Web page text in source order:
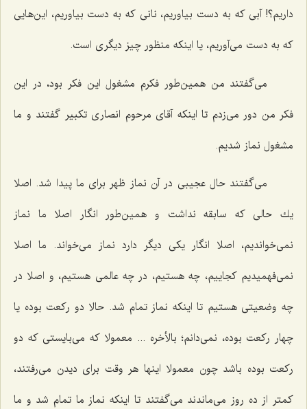
داریم؟! آبی كه به دست بیاوریم، نانی كه به دست بیاوریم، این‌هایی
كه به دست می‌آوریم، یا اینكه منظور چیز دیگری است.
می‌گفتند من همین‌طور فكرم مشغول این فكر بود، در این
فكر من دور می‌زدم تا اینكه آقای مرحوم انصاری تكبیر گفتند و ما
مشغول نماز شدیم.
می‌گفتند حال عجیبی در آن نماز ظهر برای ما پیدا شد. اصلا
یك حالی كه سابقه نداشت و همین‌طور انگار اصلا ما نماز
نمی‌خواندیم، اصلا انگار یكی دیگر دارد نماز می‌خواند. ما اصلا
نمی‌فهمیدیم كجاییم، چه هستیم، در چه عالمی هستیم، و اصلا در
چه وضعیتی هستیم تا اینكه نماز تمام شد. حالا دو ركعت بوده یا
چهار ركعت بوده، نمی‌دانم؛ بالأخره ... معمولا كه می‌بایستی كه دو
ركعت بوده باشد چون معمولا اینها هر وقت برای دیدن می‌رفتند،
كمتر از ده روز می‌ماندند می‌گفتند تا اینكه نماز ما تمام شد و ما